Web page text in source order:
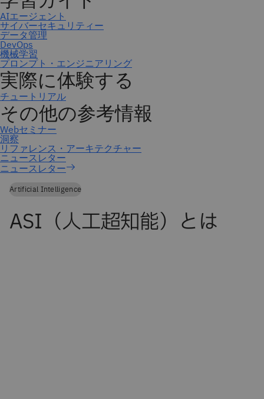
ニュースレター
Artificial Intelligence
ASI（人工超知能）とは